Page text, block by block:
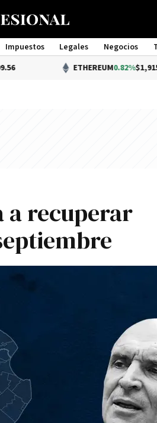
Impuestos Legales Negocios
ETHEREUM0.82%$1,915.34
a recuperar